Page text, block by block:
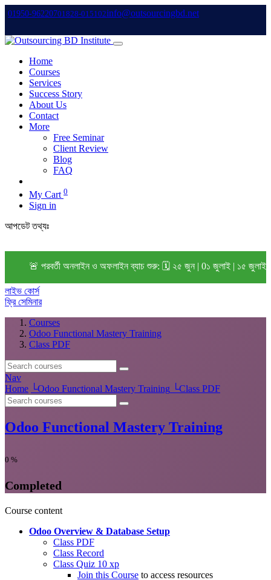
01950-96220701828-015102info@outsourcingbd.net
Home
Courses
Services
Success Story
About Us
Contact
More
Free Seminar
Client Review
Blog
FAQ
My Cart 0
Sign in
আপডেট তথ্যঃ
🚨 পরবর্তী অনলাইন ও অফলাইন ব্যাচ শুরু: 🗓️ ২৫ জুন | 0১ জুলাই | ১৫ জুলাই
লাইভ কোর্স
ফ্রি সেমিনার
Courses
Odoo Functional Mastery Training
Class PDF
Nav
Home └Odoo Functional Mastery Training └Class PDF
Odoo Functional Mastery Training
0 %
Completed
Course content
Odoo Overview & Database Setup
Class PDF
Class Record
Class Quiz 10 xp
Join this Course to access resources